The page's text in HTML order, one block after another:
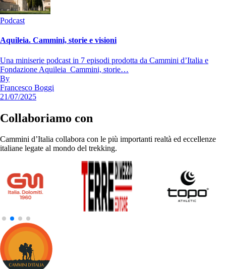
Podcast
Aquileia. Cammini, storie e visioni
Una miniserie podcast in 7 episodi prodotta da Cammini d’Italia e
Fondazione Aquileia Cammini, storie…
By
Francesco Boggi
21/07/2025
Collaboriamo con
Cammini d’Italia collabora con le più importanti realtà ed eccellenze
italiane legate al mondo del trekking.